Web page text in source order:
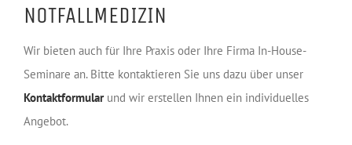
NOTFALLMEDIZIN
Wir bieten auch für Ihre Praxis oder Ihre Firma In-House-
Seminare an. Bitte kontaktieren Sie uns dazu über unser
Kontaktformular und wir erstellen Ihnen ein individuelles
Angebot.